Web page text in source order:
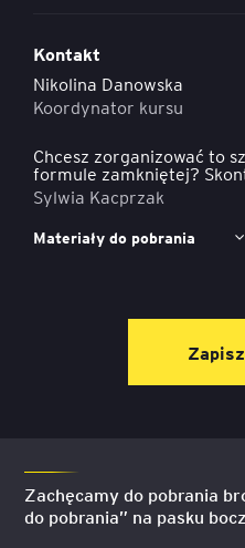
Zachęcamy do pobrania
do pobrania” na pasku
Kontakt
Nikolina Danowska
Koordynator kursu
Chcesz zorganizować to
formule zamkniętej?
Sylwia Kacprzak
Materiały do pobrania